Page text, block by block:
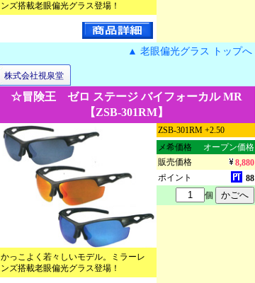
ンズ搭載老眼偏光グラス登場！
▲ 老眼偏光グラス トップへ
株式会社視泉堂
☆冒険王 ゼロ ステージ バイフォーカル MR
【ZSB-301RM】
かっこよく若々しいモデル。ミラーレ
ンズ搭載老眼偏光グラス登場！
ZSB-301RM +2.50
メ希価格
オープン価格
販売価格
8,880
ポイント
88
個